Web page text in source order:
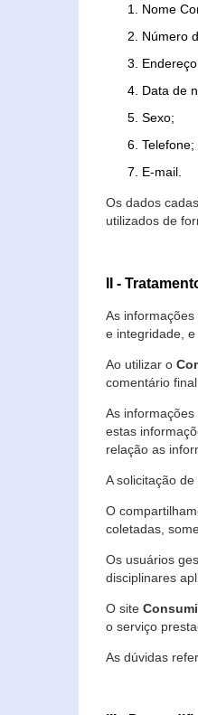
Nome
Número
Data de
Sexo;
Telefone;
E-mail.
Os dados
utilizados de
II -
As
e integridade,
Ao utilizar o
comentário
As
estas
relação as
A solicitação
O
coletadas,
Os usuários
disciplinares
O site
o serviço
As dúvidas